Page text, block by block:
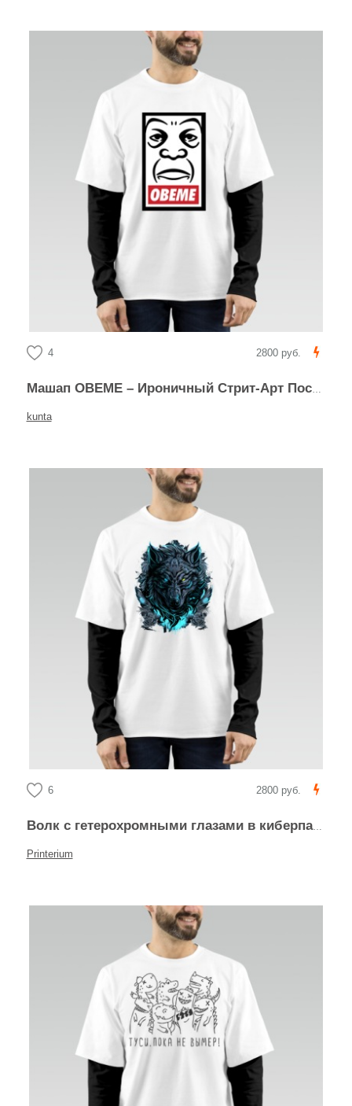
4 2800 руб.
Машап OBEME – Ироничный Стрит-Арт Постер
kunta
6 2800 руб.
Волк с гетерохромными глазами в киберпанк стиле
Printerium